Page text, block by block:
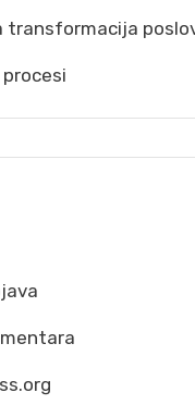
transformacija